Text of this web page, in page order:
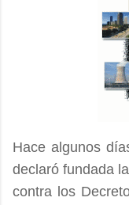
Hace algunos
declaró fundada
contra los